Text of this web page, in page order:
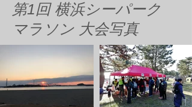
第1回 横浜シーパーク
マラソン 大会写真